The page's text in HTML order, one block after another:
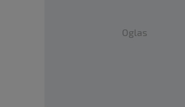
Oglas